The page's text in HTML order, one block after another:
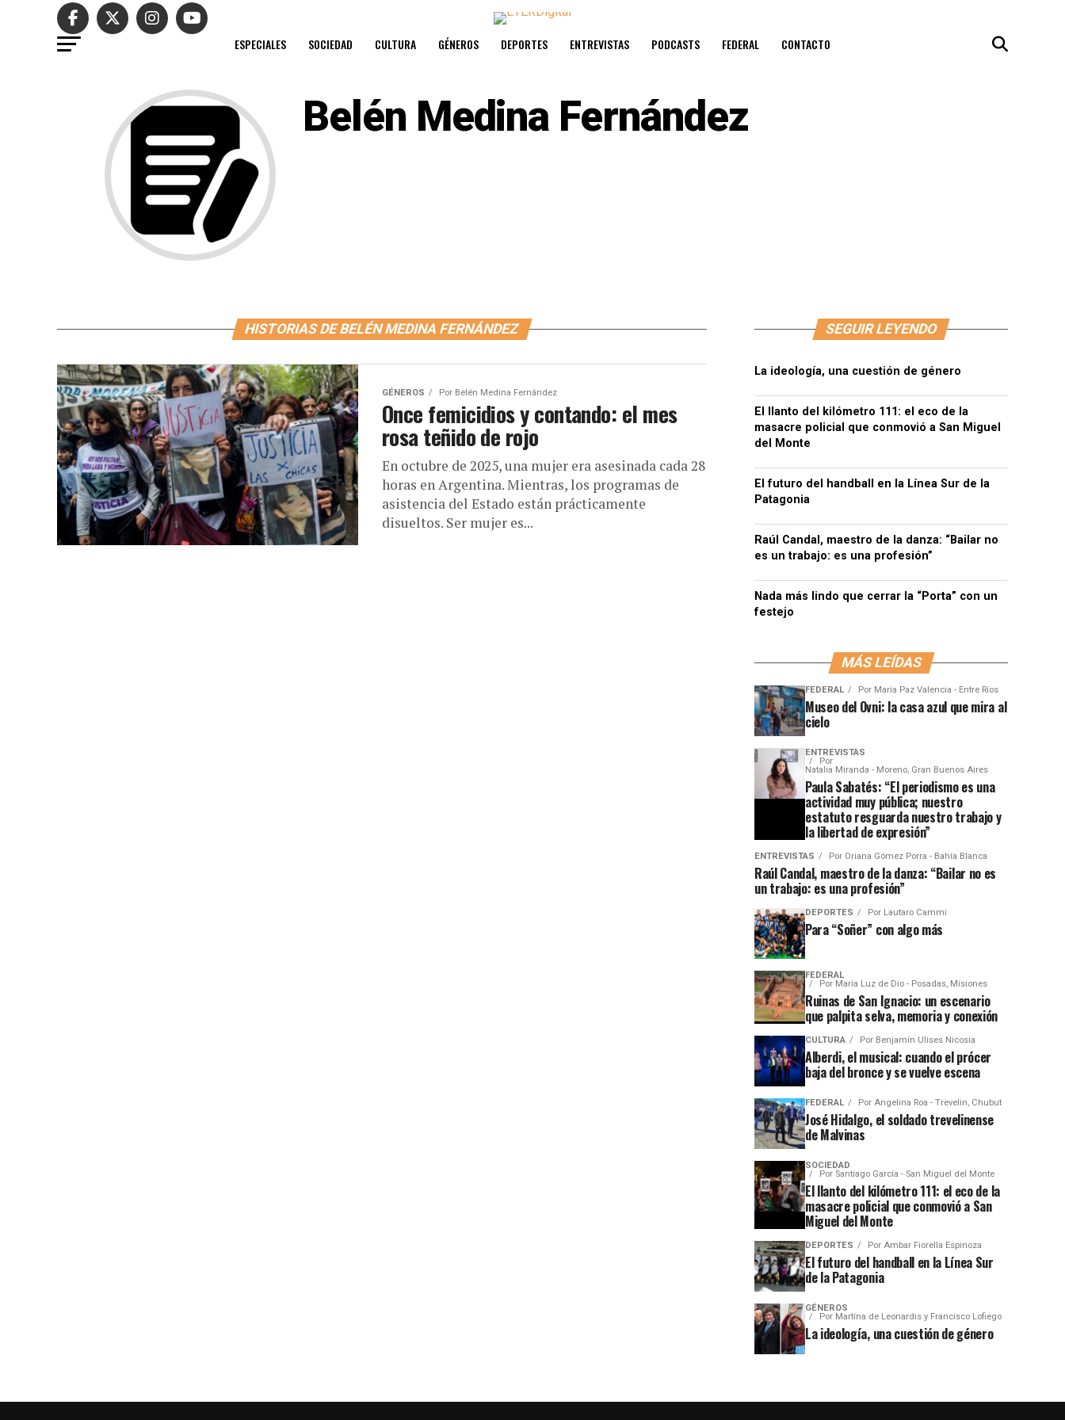
ESPECIALES SOCIEDAD CULTURA GÉNEROS DEPORTES ENTREVISTAS PODCASTS FEDERAL CONTACTO
Belén Medina Fernández
HISTORIAS DE BELÉN MEDINA FERNÁNDEZ
GÉNEROS Por Belén Medina Fernández
Once femicidios y contando: el mes
rosa teñido de rojo
En octubre de 2025, una mujer era asesinada cada 28
horas en Argentina. Mientras, los programas de
asistencia del Estado están prácticamente
disueltos. Ser mujer es...
SEGUIR LEYENDO
La ideología, una cuestión de género
El llanto del kilómetro 111: el eco de la
masacre policial que conmovió a San Miguel
del Monte
El futuro del handball en la Línea Sur de la
Patagonia
Raúl Candal, maestro de la danza: “Bailar no
es un trabajo: es una profesión”
Nada más lindo que cerrar la “Porta” con un
festejo
MÁS LEÍDAS
FEDERAL Por María Paz Valencia - Entre Ríos
Museo del Ovni: la casa azul que mira al
cielo
ENTREVISTAS
Por
Natalia Miranda - Moreno, Gran Buenos Aires
Paula Sabatés: “El periodismo es una
actividad muy pública; nuestro
estatuto resguarda nuestro trabajo y
la libertad de expresión”
ENTREVISTAS Por Oriana Gómez Porra - Bahía Blanca
Raúl Candal, maestro de la danza: “Bailar no es
un trabajo: es una profesión”
DEPORTES Por Lautaro Cammi
Para “Soñer” con algo más
FEDERAL
Por María Luz de Dio - Posadas, Misiones
Ruinas de San Ignacio: un escenario
que palpita selva, memoria y conexión
CULTURA Por Benjamín Ulises Nicosia
Alberdi, el musical: cuando el prócer
baja del bronce y se vuelve escena
FEDERAL Por Angelina Roa - Trevelin, Chubut
José Hidalgo, el soldado trevelinense
de Malvinas
SOCIEDAD
Por Santiago García - San Miguel del Monte
El llanto del kilómetro 111: el eco de la
masacre policial que conmovió a San
Miguel del Monte
DEPORTES Por Ambar Fiorella Espinoza
El futuro del handball en la Línea Sur
de la Patagonia
GÉNEROS
Por Martína de Leonardis y Francisco Lofiego
La ideología, una cuestión de género